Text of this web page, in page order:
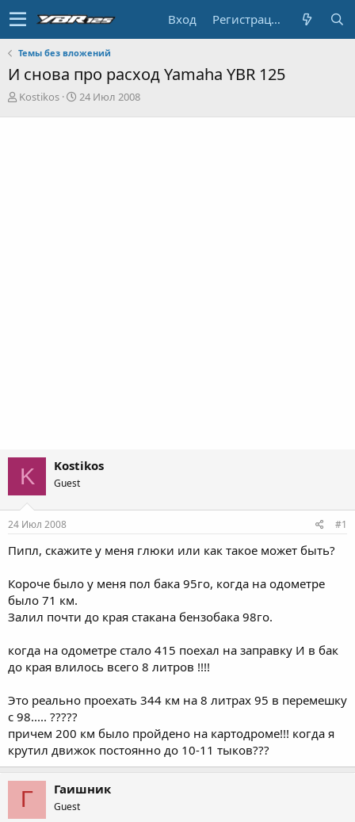
Вход Регистрация
Темы без вложений
И снова про расход Yamaha YBR 125
А
Kostikos
Д
24 Июл 2008
K Kostikos
Guest
24 Июл 2008 #1
Пипл, скажите у меня глюки или как такое может быть?
Короче было у меня пол бака 95го, когда на одометре
было 71 км.
Залил почти до края стакана бензобака 98го.
когда на одометре стало 415 поехал на заправку И в бак
до края влилось всего 8 литров !!!!
Это реально проехать 344 км на 8 литрах 95 в перемешку
с 98..... ?????
причем 200 км было пройдено на картодроме!!! когда я
крутил движок постоянно до 10-11 тыков???
Г Гаишник
Guest